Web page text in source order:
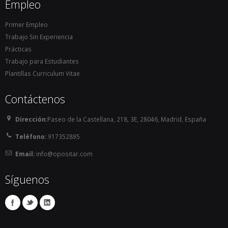
CASOS PRÁCTICOS
TEST PSICOTÉCNICOS
Aprende a resolver los test
VÍDEOCLASES 24HS
Actividades individuales y en grupos
Empleo
Primer Empleo
Trabajo Sin Experiencia
Prácticas
Trabajo para Estudiantes
Plantillas Curriculum Vitae
Contáctenos
Dirección:Paseo de la Castellana, 218, 3E, 28046, Madrid, España
Teléfono: 917352895
Email:info@opositar.com
Síguenos